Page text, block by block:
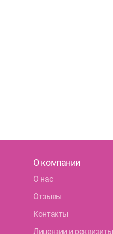
О компании
О нас
Отзывы
Контакты
Лицензии и реквизиты